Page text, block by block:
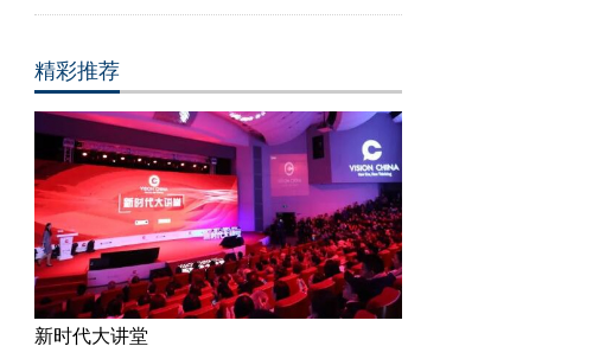
精彩推荐
新时代大讲堂